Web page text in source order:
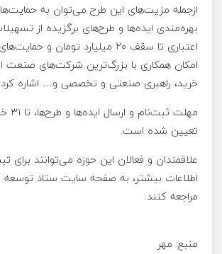
ازجمله مزیت‌های این طرح می‌توان به
بهره‌مندی ایده‌ها و طرح‌های برگزیده از
اعتباری تا سقف ۲۰ میلیارد تومان و
امکان همکاری با بزرگ‌ترین شرکت‌های صنعت
خرید، راهبری صنعتی و تخصصی و… اشاره کرد.
تعیین شده است.
علاقمندان و فعالان این حوزه می‌توانند
اطلاعات بیشتر، به صفحه سایت ستاد توسعه
مراجعه کنند.
منبع: مهر